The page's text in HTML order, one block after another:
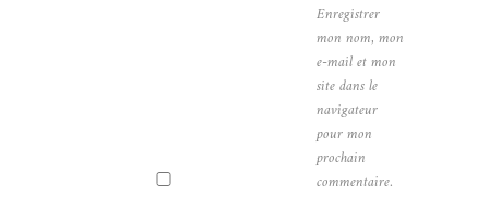
Enregistrer
mon nom, mon
e-mail et mon
site dans le
navigateur
pour mon
prochain
commentaire.